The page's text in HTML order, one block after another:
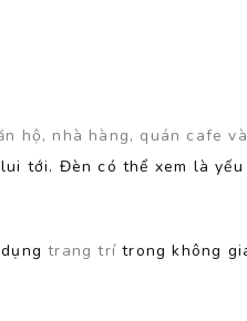
hộ, nhà hàng, quán cafe
tới. Đèn có thể xem là
dụngtrang trítrong không